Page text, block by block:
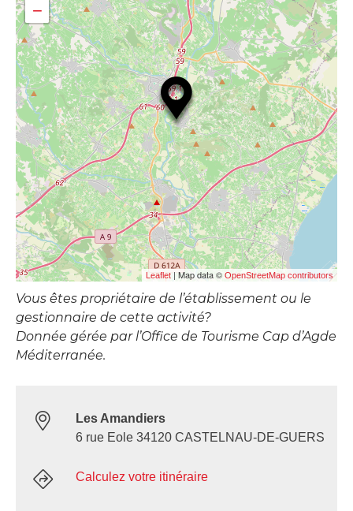
−
Leaflet | Map data © OpenStreetMap contributors
Vous êtes propriétaire de l’établissement ou le
gestionnaire de cette activité?
Donnée gérée par l’Office de Tourisme Cap d’Agde
Méditerranée.
Les Amandiers
6 rue Eole 34120 CASTELNAU-DE-GUERS
Calculez votre itinéraire